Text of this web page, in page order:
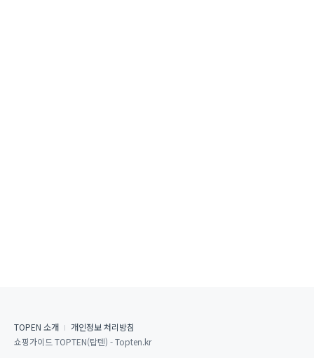
TOPEN 소개
개인정보 처리방침
쇼핑가이드 TOPTEN(탑텐) - Topten.kr